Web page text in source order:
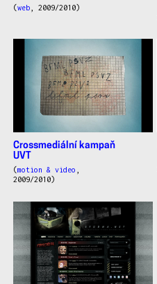
(web, 2009/2010)
Crossmediální kampaň
UVT
(motion & video
2009/2010)